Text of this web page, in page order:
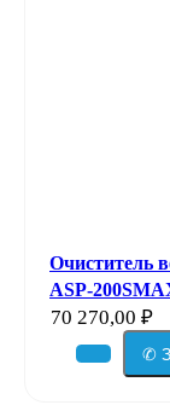
Очиститель
ASP-
70 270,00 ₽
✆